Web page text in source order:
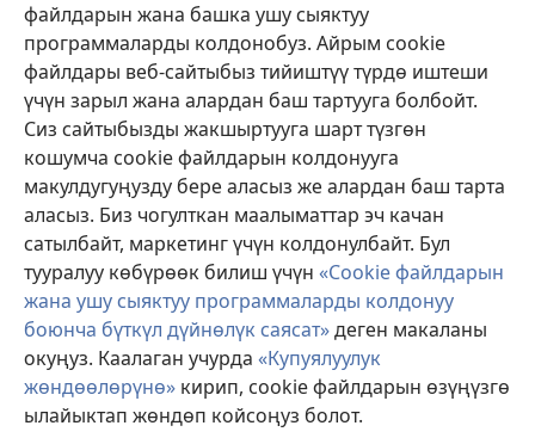
файлдарын жана башка ушу сыяктуу
программаларды колдонобуз. Айрым cookie
файлдары веб-сайтыбыз тийиштүү түрдө иштеши
үчүн зарыл жана алардан баш тартууга болбойт.
Сиз сайтыбызды жакшыртууга шарт түзгөн
кошумча cookie файлдарын колдонууга
макулдугуңузду бере аласыз же алардан баш тарта
аласыз. Биз чогулткан маалыматтар эч качан
сатылбайт, маркетинг үчүн колдонулбайт. Бул
тууралуу көбүрөөк билиш үчүн «Cookie файлдарын
жана ушу сыяктуу программаларды колдонуу
боюнча бүткүл дүйнөлүк саясат»деген макаланы
окуңуз. Каалаган учурда «Купуялуулук
жөндөөлөрүнө» кирип, cookie файлдарын өзүңүзгө
ылайыктап жөндөп койсоңуз болот.
Тартуулар
(жаңы
терезе
ачат)
ОНЛАЙН КИТЕПКАНА
(жаңы
терезе
ачат) JW Hub
(жаңы
терезе
ачат) JW Library
Watchtower Library
Copyright© 2026 Watch Tower Bible and Tract Society of Pennsylvania.
КОЛДОНУУ ШАРТТАРЫ| КУПУЯЛУУЛУК САЯСАТЫ
ЖӨНДӨӨЛӨРҮ